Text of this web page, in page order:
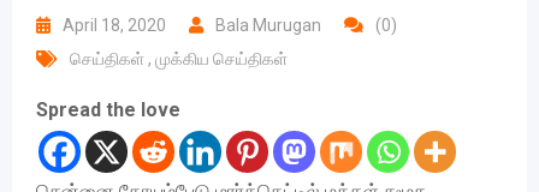
April 18, 2020 Bala Murugan
(0)
செய்திகள் , முக்கிய செய்திகள்
Spread the love